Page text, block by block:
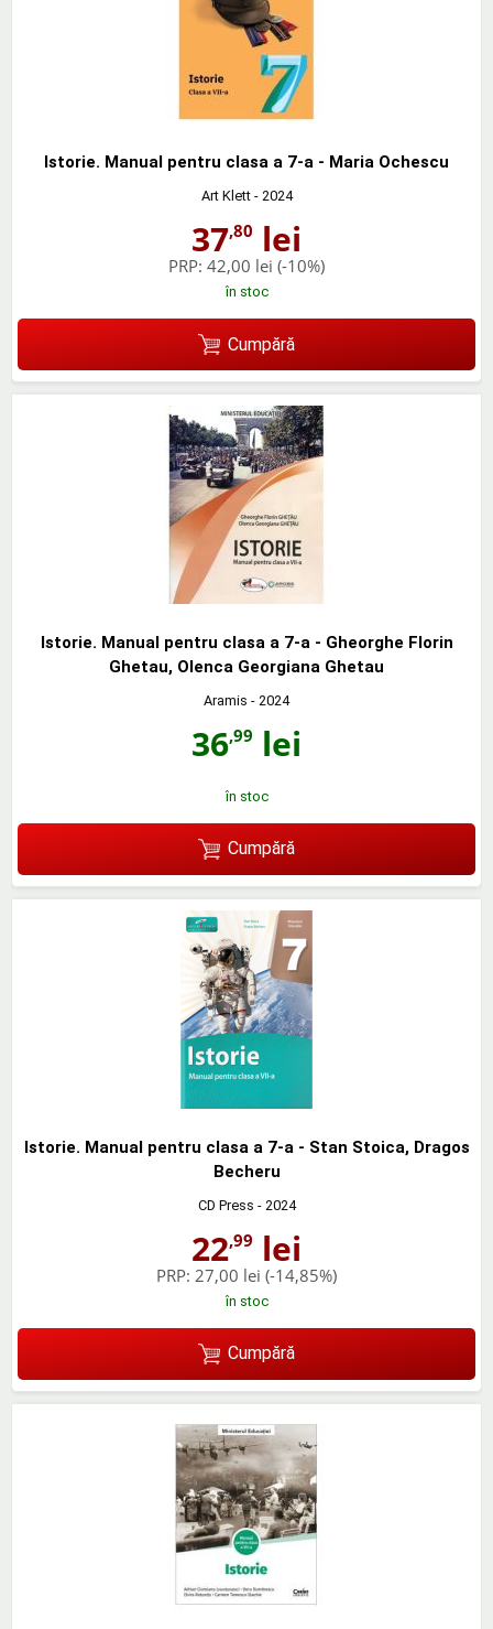
Istorie. Manual pentru clasa a 7-a - Maria Ochescu
Art Klett- 2024
37,80 lei
PRP: 42,00 lei (-10%)
în stoc
Cumpără
Istorie. Manual pentru clasa a 7-a - Gheorghe Florin
Ghetau, Olenca Georgiana Ghetau
Aramis - 2024
36,99 lei
în stoc
Cumpără
Istorie. Manual pentru clasa a 7-a - Stan Stoica, Dragos
Becheru
CD Press - 2024
22,99 lei
PRP: 27,00 lei (-14,85%)
în stoc
Cumpără